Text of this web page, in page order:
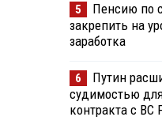
5
Пенсию по
закрепить на
заработка
6
Путин
судимостью
контракта с ВС